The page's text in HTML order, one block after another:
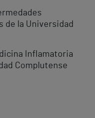
de la Universidad
Inflamatoria
Complutense